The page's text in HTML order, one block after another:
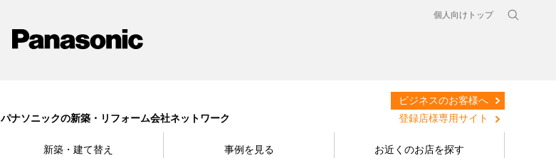
個人向けトップ
パナソニックの新築・リフォーム会社ネットワーク
ビジネスのお客様へ
登録店様専用サイト
新築・建て替え 事例を見る お近くのお店を探す